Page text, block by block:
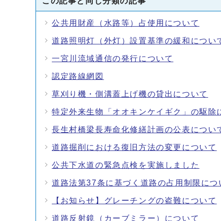
公共用財産（水路等）占使用について
道路照明灯（外灯）設置基準の緩和につい
一宮川流域通信の発行について
認定路線網図
草刈り機・側溝蓋上げ機の貸出について
特定外来生物「オオキンケイギク」の駆除
長生村橋梁長寿命化修繕計画の公表につい
道路掘削における復旧方法の変更について
公共下水道の緊急点検を実施しました
道路法第37条に基づく道路の占用制限につ
【お知らせ】グレーチングの盗難について
道路反射鏡（カーブミラー）について